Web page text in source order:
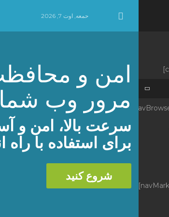
Minimize Menu
حمعه, اوت 7, 2026
[navMarketConnectService]
امن و
مرور وب شما
سرعت بالا، امن و
برای استفاده با
شروع کنید